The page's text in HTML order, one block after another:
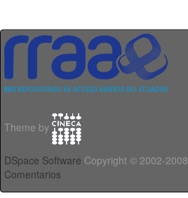
Theme by
DSpace Software Copyright © 2002-2008
Comentarios